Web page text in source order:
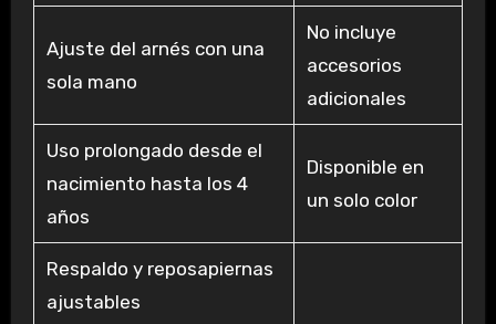
Ajuste del arnés con una
sola mano
No incluye
accesorios
adicionales
Uso prolongado desde el
nacimiento hasta los 4
años
Disponible en
un solo color
Respaldo y reposapiernas
ajustables